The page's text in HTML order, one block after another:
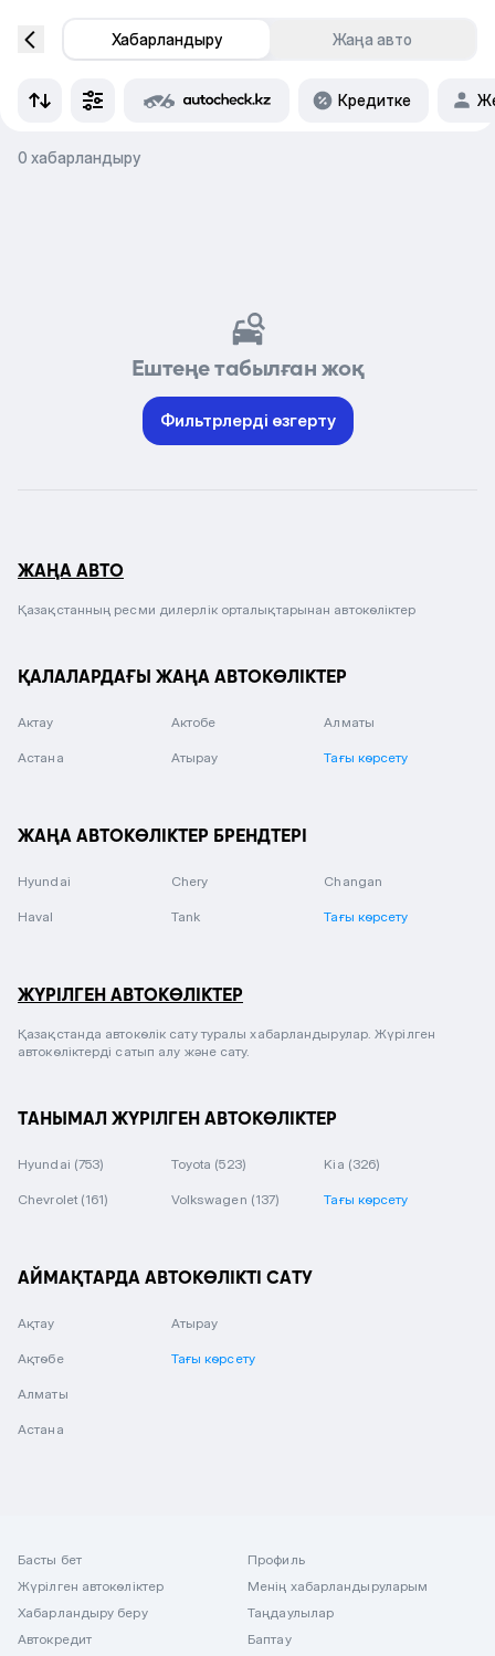
Хабарландыру Жаңа авто
Кредитке
0 хабарландыру
Ештеңе табылған жоқ
Фильтрлерді өзгерту
ЖАҢА АВТО
Қазақстанның ресми дилерлік орталықтарынан автокөліктер
ҚАЛАЛАРДАҒЫ ЖАҢА АВТОКӨЛІКТЕР
Актау Актобе Алматы
Астана Атырау Тағы көрсету
ЖАҢА АВТОКӨЛІКТЕР БРЕНДТЕРІ
Hyundai Chery Changan
Haval Tank Тағы көрсету
ЖҮРІЛГЕН АВТОКӨЛІКТЕР
Қазақстанда автокөлік сату туралы хабарландырулар. Жүрілген
автокөліктерді сатып алу және сату.
ТАНЫМАЛ ЖҮРІЛГЕН АВТОКӨЛІКТЕР
Hyundai (753) Toyota (523) Kia (326)
Chevrolet (161) Volkswagen (137) Тағы көрсету
АЙМАҚТАРДА АВТОКӨЛІКТІ САТУ
Ақтау
Ақтөбе
Алматы
Астана
Атырау
Тағы көрсету
Басты бет
Жүрілген автокөліктер
Хабарландыру беру
Автокредит
Профиль
Менің хабарландыруларым
Таңдаулылар
Баптау